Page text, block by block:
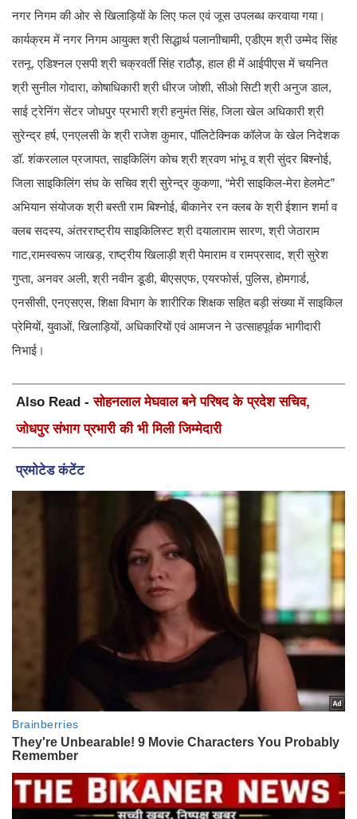
नगर निगम की ओर से खिलाड़ियों के लिए फल एवं जूस उपलब्ध करवाया गया।
कार्यक्रम में नगर निगम आयुक्त श्री सिद्धार्थ पलानाीचामी, एडीएम श्री उम्मेद सिंह
रतनू. एडिश्नल एसपी श्री चक्रवर्ती सिंह राठौड़, हाल ही में आईपीएस में चयनित
श्री सुनील गोदारा, कोषाधिकारी श्री धीरज जोशी, सीओ सिटी श्री अनुज डाल,
साई ट्रेनिंग सेंटर जोधपुर प्रभारी श्री हनुमंत सिंह, जिला खेल अधिकारी श्री
सुरेन्द्र हर्ष, एनएलसी के श्री राजेश कुमार, पॉलिटेक्निक कॉलेज के खेल निदेशक
डॉ. शंकरलाल प्रजापत, साइकिलिंग कोच श्री श्रवण भांभू व श्री सुंदर बिश्नोई,
जिला साइकिलिंग संघ के सचिव श्री सुरेन्द्र कुकणा, “मेरी साइकिल-मेरा हेलमेट”
अभियान संयोजक श्री बस्ती राम बिश्नोई, बीकानेर रन क्लब के श्री ईशान शर्मा व
क्लब सदस्य, अंतरराष्ट्रीय साइकिलिस्ट श्री दयालाराम सारण, श्री जेठाराम
गाट,रामस्वरूप जाखड़, राष्ट्रीय खिलाड़ी श्री पेमाराम व रामप्रसाद, श्री सुरेश
गुप्ता, अनवर अली, श्री नवीन डूडी, बीएसएफ, एयरफोर्स, पुलिस, होमगार्ड,
एनसीसी, एनएसएस, शिक्षा विभाग के शारीरिक शिक्षक सहित बड़ी संख्या में साइकिल
प्रेमियों, युवाओं, खिलाड़ियों, अधिकारियों एवं आमजन ने उत्साहपूर्वक भागीदारी
निभाई।
Also Read -सोहनलाल मेघवाल बने परिषद के प्रदेश सचिव,
जोधपुर संभाग प्रभारी की भी मिली जिम्मेदारी